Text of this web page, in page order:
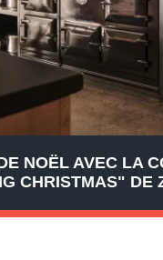
NOËL AVEC LA
CHRISTMAS" DE